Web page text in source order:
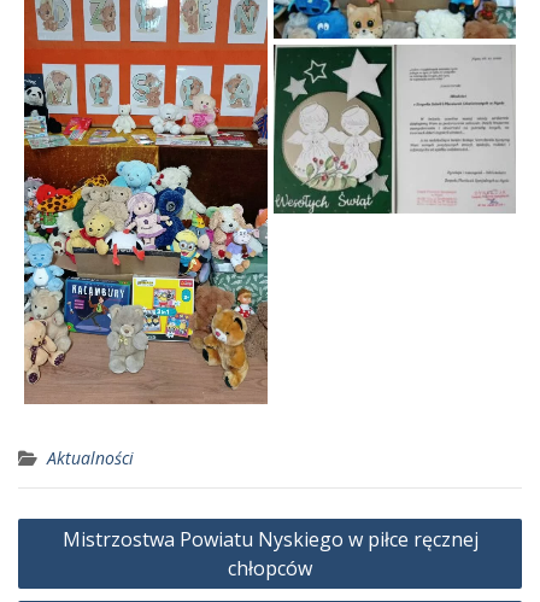
Aktualności
Nawigacja
Mistrzostwa Powiatu Nyskiego w piłce ręcznej
chłopców